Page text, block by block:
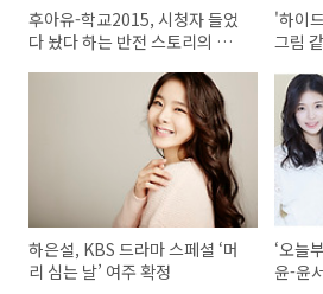
후아유-학교2015, 시청자 들었
다 놨다 하는 반전 스토리의 연
'하이
그림
하은설, KBS 드라마 스페셜 ‘머
리 심는 날’ 여주 확정
‘오늘
윤-윤